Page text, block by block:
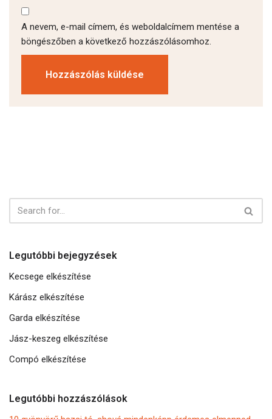
A nevem, e-mail címem, és weboldalcímem mentése a
böngészőben a következő hozzászólásomhoz.
Legutóbbi bejegyzések
Kecsege elkészítése
Kárász elkészítése
Garda elkészítése
Jász-keszeg elkészítése
Compó elkészítése
Legutóbbi hozzászólások